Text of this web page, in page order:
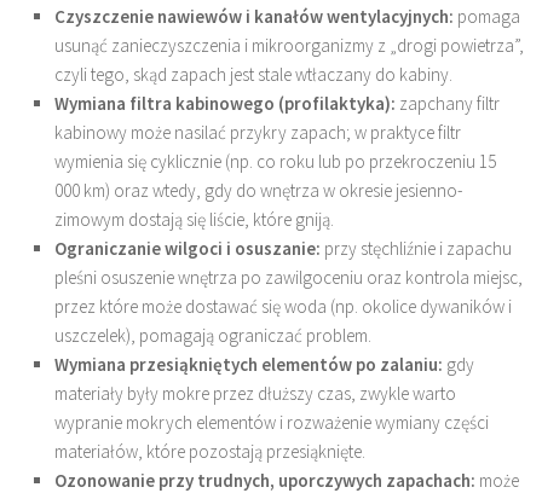
Czyszczenie nawiewów i kanałów wentylacyjnych: pomaga
usunąć zanieczyszczenia i mikroorganizmy z „drogi powietrza”,
czyli tego, skąd zapach jest stale wtłaczany do kabiny.
Wymiana filtra kabinowego (profilaktyka): zapchany filtr
kabinowy może nasilać przykry zapach; w praktyce filtr
wymienia się cyklicznie (np. co roku lub po przekroczeniu 15
000 km) oraz wtedy, gdy do wnętrza w okresie jesienno-
zimowym dostają się liście, które gniją.
Ograniczanie wilgoci i osuszanie: przy stęchliźnie i zapachu
pleśni osuszenie wnętrza po zawilgoceniu oraz kontrola miejsc,
przez które może dostawać się woda (np. okolice dywaników i
uszczelek), pomagają ograniczać problem.
Wymiana przesiąkniętych elementów po zalaniu: gdy
materiały były mokre przez dłuższy czas, zwykle warto
wypranie mokrych elementów i rozważenie wymiany części
materiałów, które pozostają przesiąknięte.
Ozonowanie przy trudnych, uporczywych zapachach: może